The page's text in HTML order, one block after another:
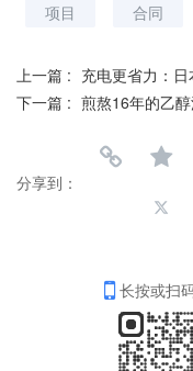
项目 合同
上一篇 : 充电更省力：日
下一篇 : 煎熬16年的乙
分享到：
长按或扫